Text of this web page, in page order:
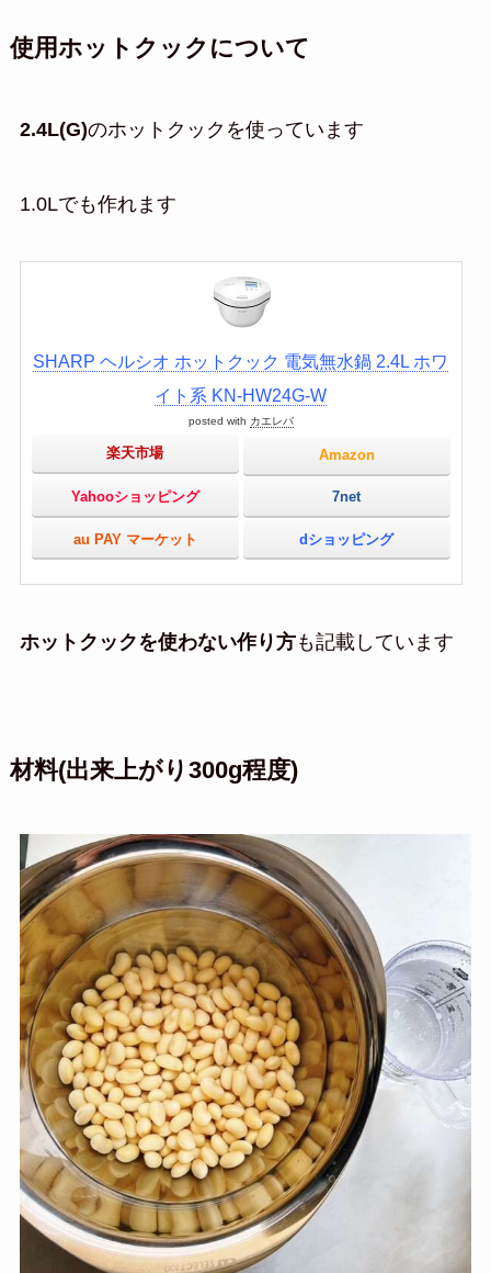
使用ホットクックについて
2.4L(G)のホットクックを使っています
1.0Lでも作れます
SHARP ヘルシオ ホットクック 電気無水鍋 2.4L ホワ
イト系 KN-HW24G-W
posted with カエレバ
楽天市場 Amazon
Yahooショッピング 7net
au PAY マーケット dショッピング
ホットクックを使わない作り方も記載しています
材料(出来上がり300g程度)